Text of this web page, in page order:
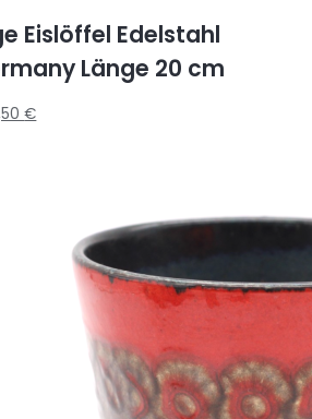
Eislöffel Edelstahl
Länge 20 cm
€